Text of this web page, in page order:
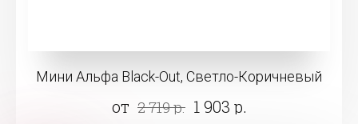
Мини Альфа Black-Out, Светло-Коричневый
от 2 719 р. 1 903 р.